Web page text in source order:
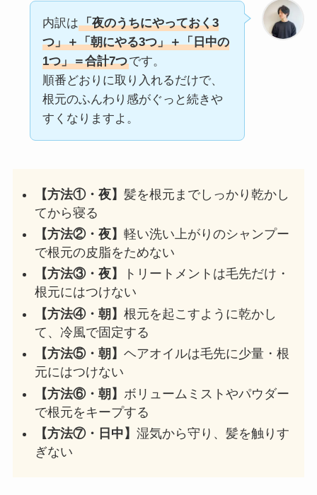
内訳は「夜のうちにやっておく3
つ」＋「朝にやる3つ」＋「日中の
1つ」＝合計7つです。
順番どおりに取り入れるだけで、
根元のふんわり感がぐっと続きや
すくなりますよ。
【方法①・夜】髪を根元までしっかり乾かし
てから寝る
【方法②・夜】軽い洗い上がりのシャンプー
で根元の皮脂をためない
【方法③・夜】
トリートメントは毛先だけ・
根元にはつけない
【方法④・朝】根元を起こすように乾かし
て、冷風で固定する
【方法⑤・朝】ヘアオイルは毛先に少量・根
元にはつけない
【方法⑥・朝】 ボリュームミストやパウダー
で根元をキープする
【方法⑦・日中】湿気から守り、髪を触りす
ぎない